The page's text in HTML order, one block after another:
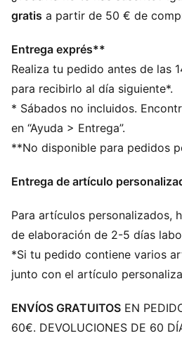
perfectamente equilibrada de
vuelo recto y consistente
mejorado
Capa de espuma de TPE de
mejorado y más potencia
Cámara de aire de caucho con
Lock): retención del aire y
FIFA® Quality: garantiza un
excelente
gratis a partir de 50 € de
Entrega exprés**
Realiza tu pedido antes de las
para recibirlo al día siguiente*.
* Sábados no incluidos.
en “Ayuda > Entrega”.
**No disponible para pedidos
Entrega de artículo
Para artículos personalizados,
de elaboración de 2-5 días
*Si tu pedido contiene varios
junto con el artículo
ENVÍOS GRATUITOS EN
60€. DEVOLUCIONES DE 60